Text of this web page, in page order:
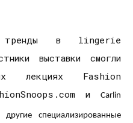
тренды в lingerie
выставки смогли
лекциях Fashion
.com и Carlin
специализированные